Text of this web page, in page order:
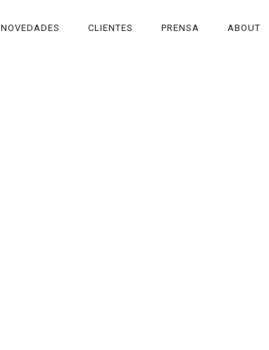
NOVEDADES CLIENTES PRENSA ABOUT